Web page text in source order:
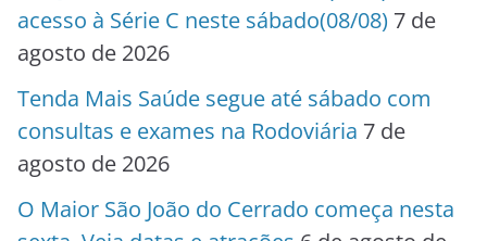
acesso à Série C neste sábado(08/08) 7 de
agosto de 2026
Tenda Mais Saúde segue até sábado com
consultas e exames na Rodoviária 7 de
agosto de 2026
O Maior São João do Cerrado começa nesta